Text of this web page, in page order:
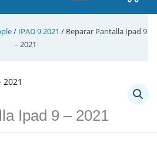
/ IPAD 9 2021 / Reparar Pantalla Ipad 9
– 2021
Ipad 9 – 2021